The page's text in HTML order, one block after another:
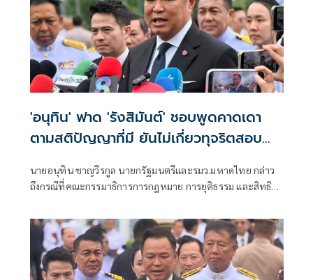
'อนุทิน' ฟาด 'รังสิมันต์' ชอบพูดคาดเดา
ตามสติปัญญาที่มี ยันไม่เกี่ยวทุจริตสอบ
นายอนุทิน ชาญวีรกูล นายกรัฐมนตรีและรมว.มหาดไทย กล่าว
ถึงกรณีที่คณะกรรมาธิการการกฎหมาย การยุติธรรม และสิทธิ
กรรมาธิการ มีการอ้างชื่อนายกรัฐมนตรี เข้าไปเกี่ยวข้องกับการ
ทุจริตสอบท้องถิ่น